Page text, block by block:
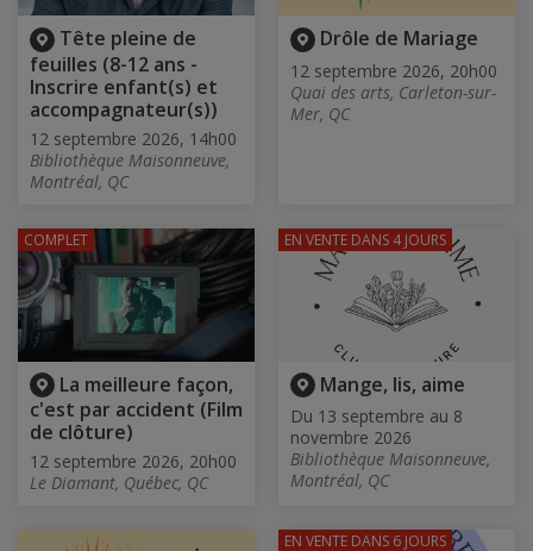
Tête pleine de
feuilles (8-12 ans -
Inscrire enfant(s) et
accompagnateur(s))
12 septembre 2026, 14h00
Bibliothèque Maisonneuve,
Montréal, QC
Drôle de Mariage
12 septembre 2026, 20h00
Quai des arts, Carleton-sur-
Mer, QC
La meilleure façon,
c'est par accident (Film
de clôture)
12 septembre 2026, 20h00
Le Diamant, Québec, QC
COMPLET
Mange, lis, aime
Du 13 septembre au 8
novembre 2026
Bibliothèque Maisonneuve,
Montréal, QC
EN VENTE DANS 4 JOURS
EN VENTE DANS 6 JOURS